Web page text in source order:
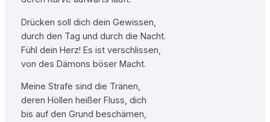
Drücken soll dich dein Gewissen,
durch den Tag und durch die Nacht.
Fühl dein Herz! Es ist verschlissen,
von des Dämons böser Macht.
Meine Strafe sind die Tränen,
deren Höllen heißer Fluss, dich
bis auf den Grund beschämen,